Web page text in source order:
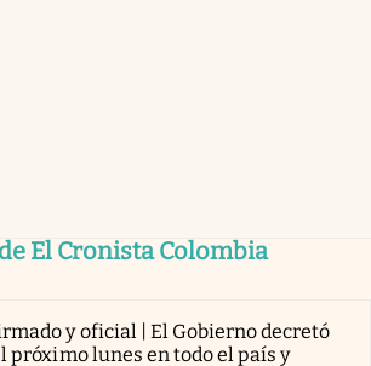
El Cronista Colombia
y oficial | El Gobierno decretó
próximo lunes en todo el país y